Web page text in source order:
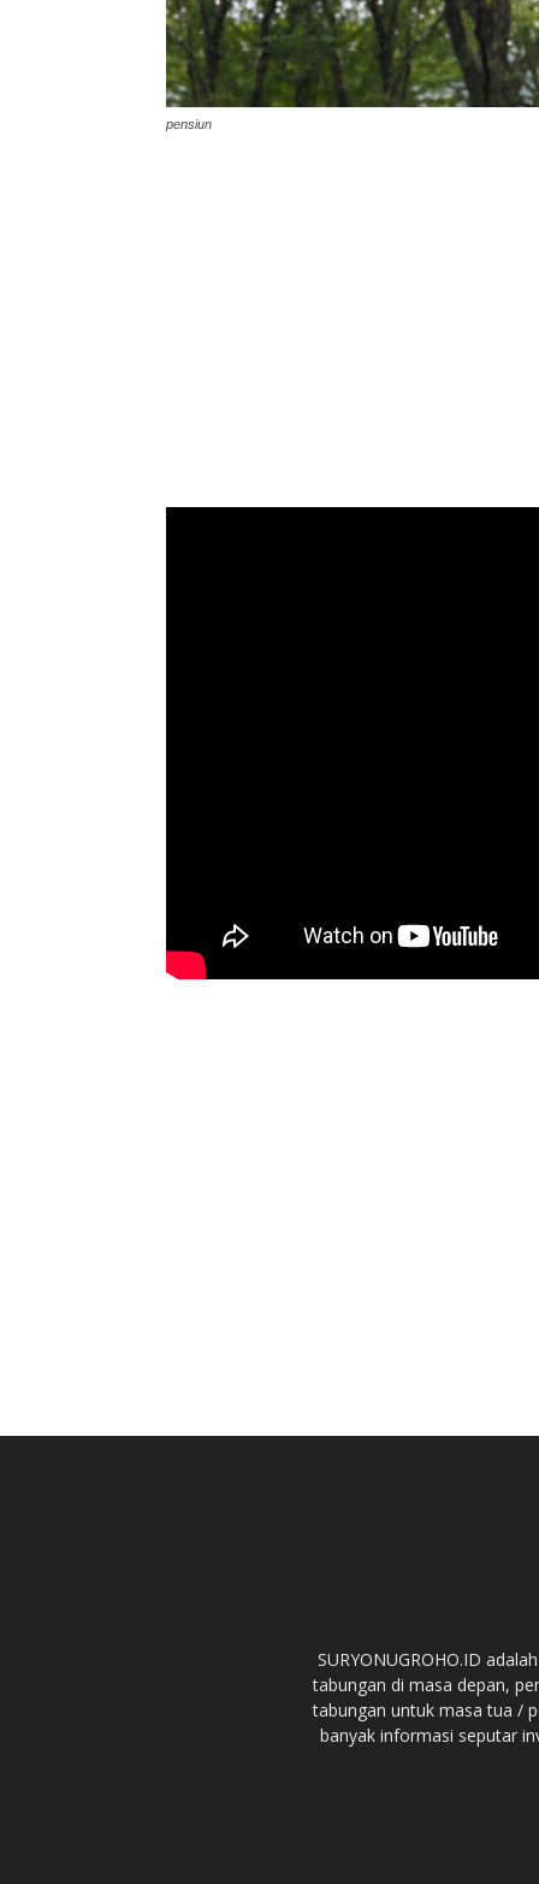
pensiun
SURYONUGROHO.ID
tabungan di masa depan,
tabungan untuk masa tua /
banyak informasi seputar